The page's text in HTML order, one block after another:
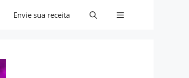
Envie sua receita